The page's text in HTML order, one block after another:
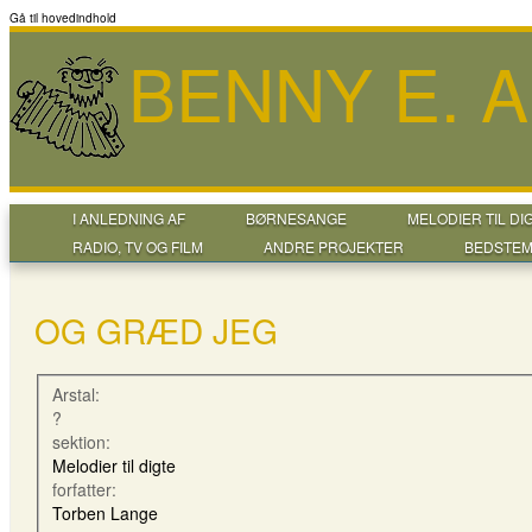
Gå til hovedindhold
BENNY E.
I ANLEDNING AF BØRNESANGE
MELODIER TIL
RADIO, TV OG FILM
ANDRE PROJEKTER
OG GRÆD JEG
Arstal:
?
sektion:
Melodier til digte
forfatter:
Torben Lange